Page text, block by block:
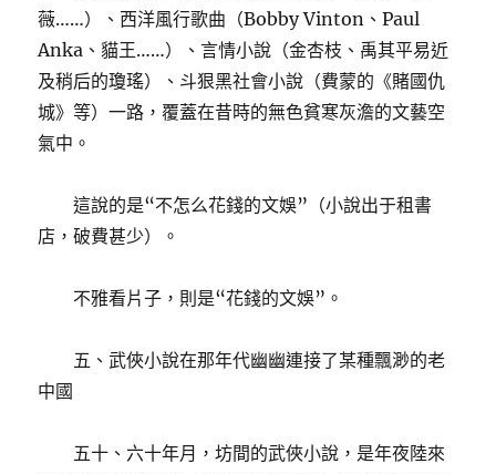
薇……）、西洋風行歌曲（Bobby Vinton、Paul
Anka、貓王……）、言情小說（金杏枝、禹其平易近
及稍后的瓊瑤）、斗狠黑社會小說（費蒙的《賭國仇
城》等）一路，覆蓋在昔時的無色貧寒灰澹的文藝空
氣中。
這說的是“不怎么花錢的文娛”（小說出于租書
店，破費甚少）。
不雅看片子，則是“花錢的文娛”。
五、武俠小說在那年代幽幽連接了某種飄渺的老
中國
五十、六十年月，坊間的武俠小說，是年夜陸來